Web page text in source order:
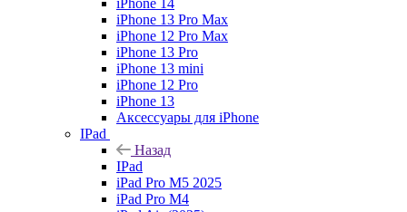
iPhone 14
iPhone 13 Pro Max
iPhone 12 Pro Max
iPhone 13 Pro
iPhone 13 mini
iPhone 12 Pro
iPhone 13
Аксессуары для iPhone
IPad
Назад
IPad
iPad Pro M5 2025
iPad Pro M4